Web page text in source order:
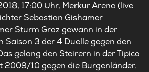
17:00 Uhr, Merkur Arena (live
Sebastian Gishamer
Sturm Graz gewann in der
Saison 3 der 4 Duelle gegen den
gelang den Steirern in der Tipico
2009/10 gegen die Burgenländer.